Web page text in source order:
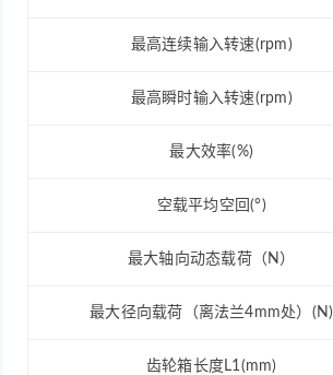
最高连续输入转速(rpm)
最高瞬时输入转速(rpm)
最大效率(%)
空载平均空回(°)
最大轴向动态载荷（N）
最大径向载荷（离法兰4mm处）(N)
齿轮箱长度L1(mm)